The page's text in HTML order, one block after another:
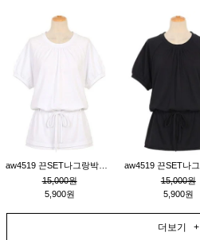
15,000원
5,900원
15,000원
5,900원
더보기 +